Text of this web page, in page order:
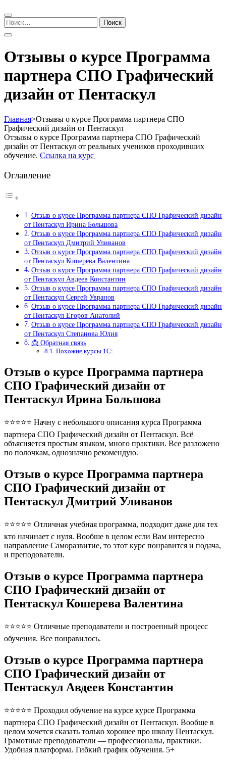
Найти:
Отзывы о курсе Программа
партнера СПО Графический
дизайн от Пентаскул
Главная>Отзывы о курсе Программа партнера СПО
Графический дизайн от Пентаскул
Отзывы о курсе Программа партнера СПО Графический
дизайн от Пентаскул от реальных учеников проходивших
обучение. Ссылка на курс
Оглавление
Отзыв о курсе Программа партнера СПО Графический дизайн
от Пентаскул Ирина Большова
Отзыв о курсе Программа партнера СПО Графический дизайн
от Пентаскул Дмитрий Уливанов
Отзыв о курсе Программа партнера СПО Графический дизайн
от Пентаскул Кошерева Валентина
Отзыв о курсе Программа партнера СПО Графический дизайн
от Пентаскул Авдеев Константин
Отзыв о курсе Программа партнера СПО Графический дизайн
от Пентаскул Сергей Увранов
Отзыв о курсе Программа партнера СПО Графический дизайн
от Пентаскул Егоров Анатолий
Отзыв о курсе Программа партнера СПО Графический дизайн
от Пентаскул Степанова Юлия
📩 Обратная связь
Похожие курсы 1С:
Отзыв о курсе Программа партнера
СПО Графический дизайн от
Пентаскул Ирина Большова
⭐⭐⭐⭐⭐ Начну с небольшого описания курса Программа
партнера СПО Графический дизайн от Пентаскул. Всё
объясняется простым языком, много практики. Все разложено
по полочкам, однозначно рекомендую.
Отзыв о курсе Программа партнера
СПО Графический дизайн от
Пентаскул Дмитрий Уливанов
⭐⭐⭐⭐⭐ Отличная учебная программа, подходит даже для тех
кто начинает с нуля. Вообше в целом если Вам интересно
направление Саморазвитие, то этот курс понравится и подача,
и преподователи.
Отзыв о курсе Программа партнера
СПО Графический дизайн от
Пентаскул Кошерева Валентина
⭐⭐⭐⭐⭐ Отличные преподаватели и построенный процесс
обучения. Все понравилось.
Отзыв о курсе Программа партнера
СПО Графический дизайн от
Пентаскул Авдеев Константин
⭐⭐⭐⭐⭐ Проходил обучение на курсе курсе Программа
партнера СПО Графический дизайн от Пентаскул. Вообще в
целом хочется сказать только хорошее про школу Пентаскул.
Грамотные преподователи — профессионалы, практики.
Удобная платформа. Гибкий график обучения. 5+